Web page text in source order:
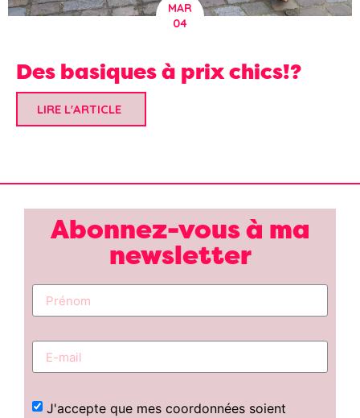
MAR
04
Des basiques à prix chics!?
LIRE L'ARTICLE
Abonnez-vous à ma
newsletter
J'accepte que mes coordonnées soient